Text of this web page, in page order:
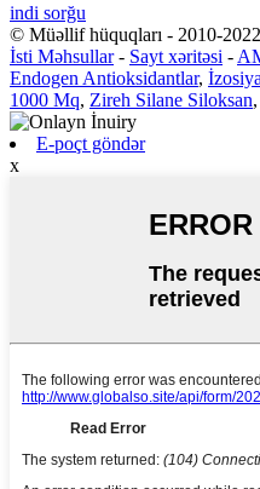
indi sorğu
© Müəllif hüquqları - 2010-
İsti Məhsullar- Sayt xəritəsi -
Endogen Antioksidantlar,
1000 Mq, Zireh Silane Siloksan,
E-poçt göndər
x